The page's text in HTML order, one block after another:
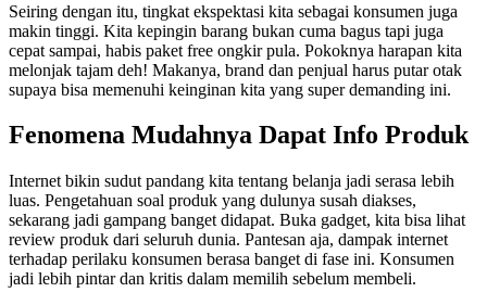
Seiring dengan itu, tingkat ekspektasi kita sebagai konsumen juga
makin tinggi. Kita kepingin barang bukan cuma bagus tapi juga
cepat sampai, habis paket free ongkir pula. Pokoknya harapan kita
melonjak tajam deh! Makanya, brand dan penjual harus putar otak
supaya bisa memenuhi keinginan kita yang super demanding ini.
Fenomena Mudahnya Dapat Info Produk
Internet bikin sudut pandang kita tentang belanja jadi serasa lebih
luas. Pengetahuan soal produk yang dulunya susah diakses,
sekarang jadi gampang banget didapat. Buka gadget, kita bisa lihat
review produk dari seluruh dunia. Pantesan aja, dampak internet
terhadap perilaku konsumen berasa banget di fase ini. Konsumen
jadi lebih pintar dan kritis dalam memilih sebelum membeli.